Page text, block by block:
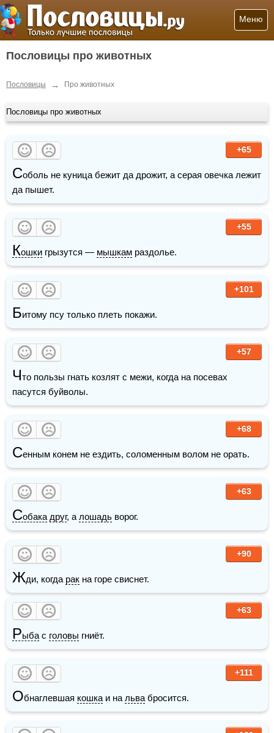
Меню
Пословицы про животных
Пословицы → Про животных
Пословицы про животных
+65
Соболь не куница бежит да дрожит, а серая овечка лежит
да пышет.
+55
Кошки грызутся — мышкам раздолье.
+101
Битому псу только плеть покажи.
+57
Что пользы гнать козлят с межи, когда на посевах
пасутся буйволы.
+68
Сенным конем не ездить, соломенным волом не орать.
+63
Собака друг, а лошадь ворог.
+90
Жди, когда рак на горе свиснет.
+63
Рыба с головы гниёт.
+111
Обнаглевшая кошка и на льва бросится.